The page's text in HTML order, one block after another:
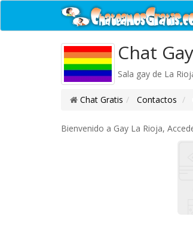
Chat
Sala gay de La
Chat Gratis Contactos
Bienvenido a Gay La Rioja,